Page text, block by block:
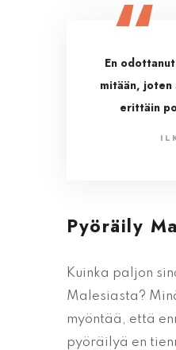
En
mitään,
erittäin
Pyöräily
Kuinka paljon
Malesiasta?
myöntää, että
pyöräilyä en